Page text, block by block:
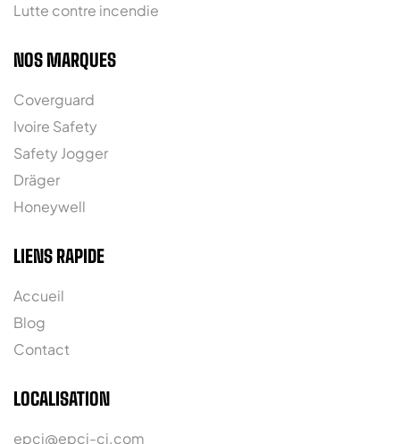
Lutte contre incendie
NOS MARQUES
Coverguard
Ivoire Safety
Safety Jogger
Dräger
Honeywell
LIENS RAPIDE
Accueil
Blog
Contact
LOCALISATION
epci@epci-ci.com